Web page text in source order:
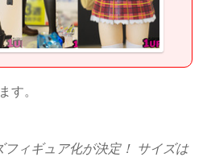
す。
フィギュア化が決定！ サイズは